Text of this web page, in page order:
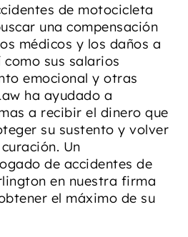
de motocicleta
una compensación
médicos y los daños a
sus salarios
emocional y otras
ha ayudado a
a recibir el dinero que
su sustento y volver
Un
de accidentes de
en nuestra firma
el máximo de su